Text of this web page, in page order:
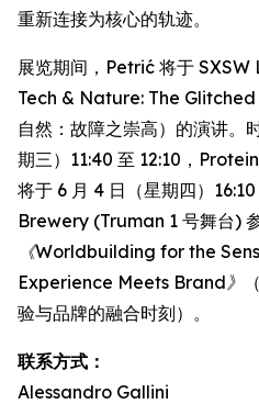
重新连接为核心的轨迹。
展览期间，Petrić 将于 SXSW
Tech & Nature: The Glitched
自然：故障之崇高）的演讲。
期三）11:40 至 12:10，
将于 6 月 4 日（星期四）
Brewery (Truman 1 号舞台)
《Worldbuilding for the
Experience Meets Brand》
验与品牌的融合时刻）。
联系方式：
Alessandro Gallini